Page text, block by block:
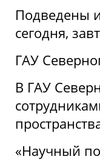
Подведены
сегодня,
ГАУ
В ГАУ
«Научный